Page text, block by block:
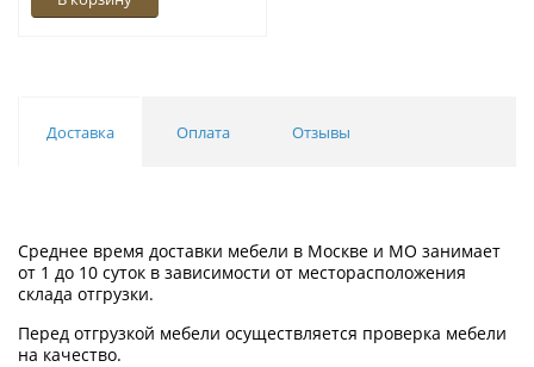
Доставка Оплата Отзывы
Среднее время доставки мебели в Москве и МО занимает
от 1 до 10 суток в зависимости от месторасположения
склада отгрузки.
Перед отгрузкой мебели осуществляется проверка мебели
на качество.